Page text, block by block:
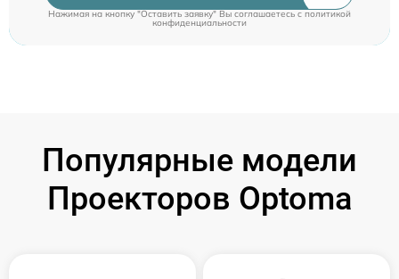
Нажимая на кнопку "Оставить заявку" Вы соглашаетесь cполитикой
конфиденциальности
Популярные модели
Проекторов Optoma